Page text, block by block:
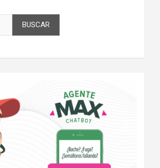
BUSCAR